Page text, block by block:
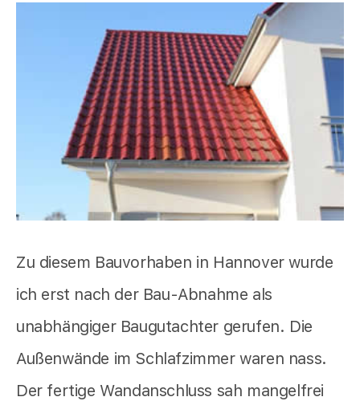
Zu diesem Bauvorhaben in Hannover wurde
ich erst nach der Bau-Abnahme als
unabhängiger Baugutachter gerufen. Die
Außenwände im Schlafzimmer waren nass.
Der fertige Wandanschluss sah mangelfrei